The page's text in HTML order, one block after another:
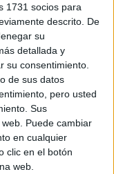
1731 socios para
descrito. De
su
detallada y
su consentimiento.
de sus datos
pero usted
Sus
Puede cambiar
en cualquier
clic en el botón
web.